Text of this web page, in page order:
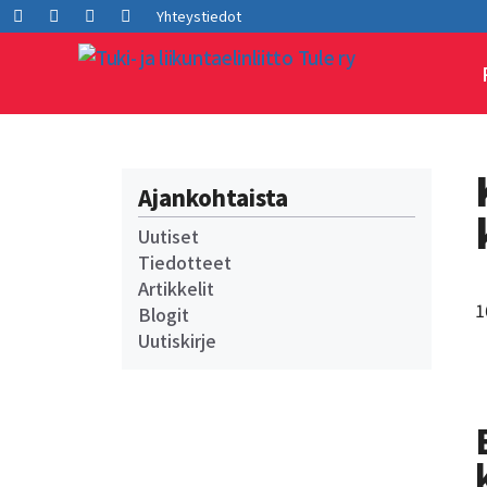
Siirry
sisältöön
FacebookLInkedInInstagramYoutube
Yhteystiedot
Ajankohtaista
Uutiset
Tiedotteet
Artikkelit
Blogit
Uutiskirje